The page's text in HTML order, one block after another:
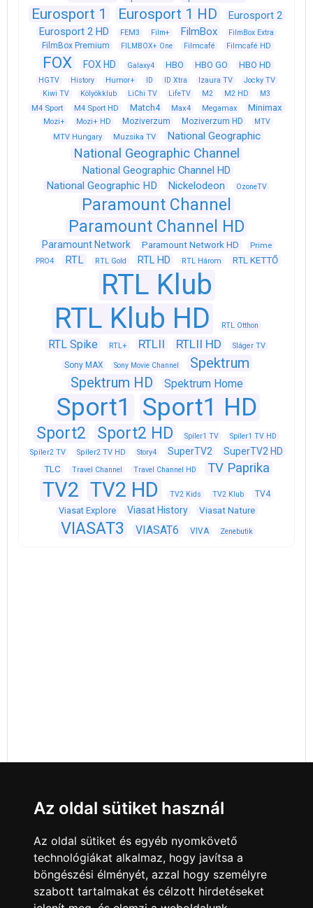
Eurosport 1 Eurosport 1 HD
Eurosport 2
Eurosport 2 HD
FEM3 Film+ FilmBox FilmBox Extra
FilmBox Premium FILMBOX+ One Filmcafé Filmcafé HD
FOX FOX HD Galaxy4 HBO HBO GO HBO HD
HGTV History Humor+ ID ID Xtra Izaura TV
Jocky TV
Kiwi TV
Kölyökklub LiChi TV LifeTV M2 M2 HD M3
M4 Sport M4 Sport HD Match4 Max4 Megamax Minimax
Mozi+ Mozi+ HD Moziverzum Moziverzum HD
MTV
MTV Hungary
Muzsika TV National Geographic
National Geographic Channel
National Geographic Channel HD
National Geographic HD
Nickelodeon OzoneTV
Paramount Channel
Paramount Channel HD
Paramount Network Paramount Network HD Prime
PRO4 RTL RTL Gold RTL HD RTL Három RTL KETTŐ
RTL Klub
RTL Klub HD
RTL Otthon
RTL Spike RTL+ RTLII RTLII HD Sláger TV
Sony MAX Sony Movie Channel
Spektrum
Spektrum HD
Spektrum Home
Sport1 Sport1 HD
Sport2 Sport2 HD Spíler1 TV
Spíler1 TV HD
Spíler2 TV
Spíler2 TV HD Story4 SuperTV2 SuperTV2 HD
TLC Travel Channel Travel Channel HD TV Paprika
TV2 TV2 HD TV2 Kids TV2 Klub TV4
Viasat Explore Viasat History Viasat Nature
VIASAT3 VIASAT6 VIVA Zenebutik
Az oldal sütiket használ
Az oldal sütiket és egyéb nyomkövető
technológiákat alkalmaz, hogy javítsa a
böngészési élményét, azzal hogy személyre
szabott tartalmakat és célzott hirdetéseket